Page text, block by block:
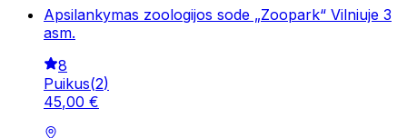
Apsilankymas zoologijos sode „Zoopark“ Vilniuje 3
asm.
8
Puikus(2)
45,00 €